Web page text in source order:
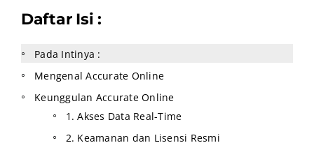
Daftar Isi :
Pada Intinya :
Mengenal Accurate Online
Keunggulan Accurate Online
1. Akses Data Real-Time
2. Keamanan dan Lisensi Resmi